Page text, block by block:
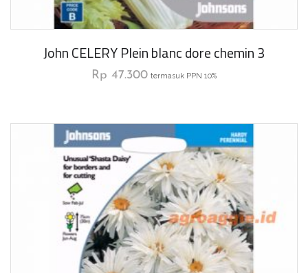
John CELERY Plein blanc dore chemin 3
Rp 47.300 termasuk PPN 10%